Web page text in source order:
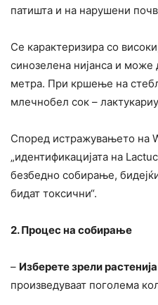
патишта и на нарушени
Се карактеризира со
синозелена нијанса и може
метра. При кршење на
млечнобел сок –
Според истражувањето на
„идентификацијата на
безбедно собирање,
бидат токсични“.
2. Процес на собирање
– Изберете зрели
произведуваат поголема